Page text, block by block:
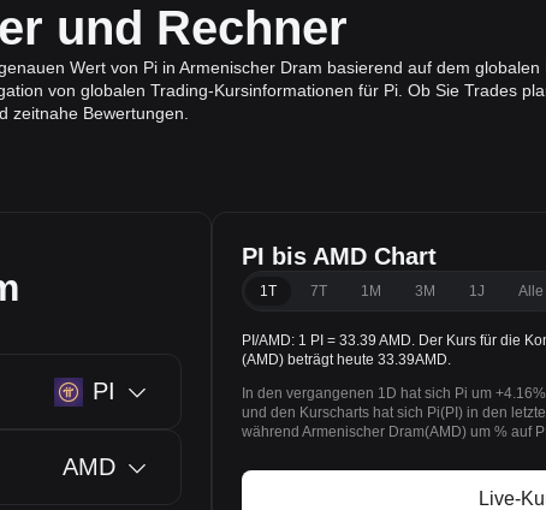
und Rechner
Wert von Pi in Armenischer Dram basierend auf dem
von globalen Trading-Kursinformationen für Pi. Ob Sie Trades
zeitnahe Bewertungen.
PI
AMD
PI bis AMD Chart
1T 7T 1M 3M 1J Alle
PI/AMD: 1 PI = 33.39 AMD. Der Kurs für die
(AMD) beträgt heute 33.39AMD.
In den vergangenen 1D hat sich Pi um
und den Kurscharts hat sich Pi(PI) in den
während Armenischer Dram(AMD) um % auf
Live-